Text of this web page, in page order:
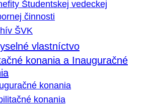
Študentskej vedeckej
činnosti
ŠVK
vlastníctvo
konania a Inauguračné
konania
konania